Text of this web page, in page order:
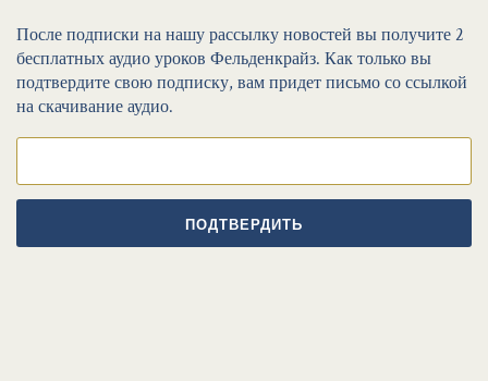
После подписки на нашу рассылку новостей вы получите 2
бесплатных аудио уроков Фельденкрайз. Как только вы
подтвердите свою подписку, вам придет письмо со ссылкой
на скачивание аудио.
ПОДТВЕРДИТЬ